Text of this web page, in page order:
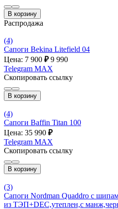
В корзину
Распродажа
(4)
Сапоги Bekina Litefield 04
Цена: 7 900 ₽ 9 990
Telegram MAX
Скопировать ссылку
В корзину
(4)
Сапоги Baffin Titan 100
Цена: 35 990 ₽
Telegram MAX
Скопировать ссылку
В корзину
(3)
Сапоги Nordman Quaddro с
из ТЭП+DEC,утеплен,с